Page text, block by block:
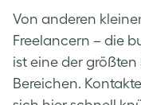
Von anderen
Freelancern – die
ist eine der
Bereichen.